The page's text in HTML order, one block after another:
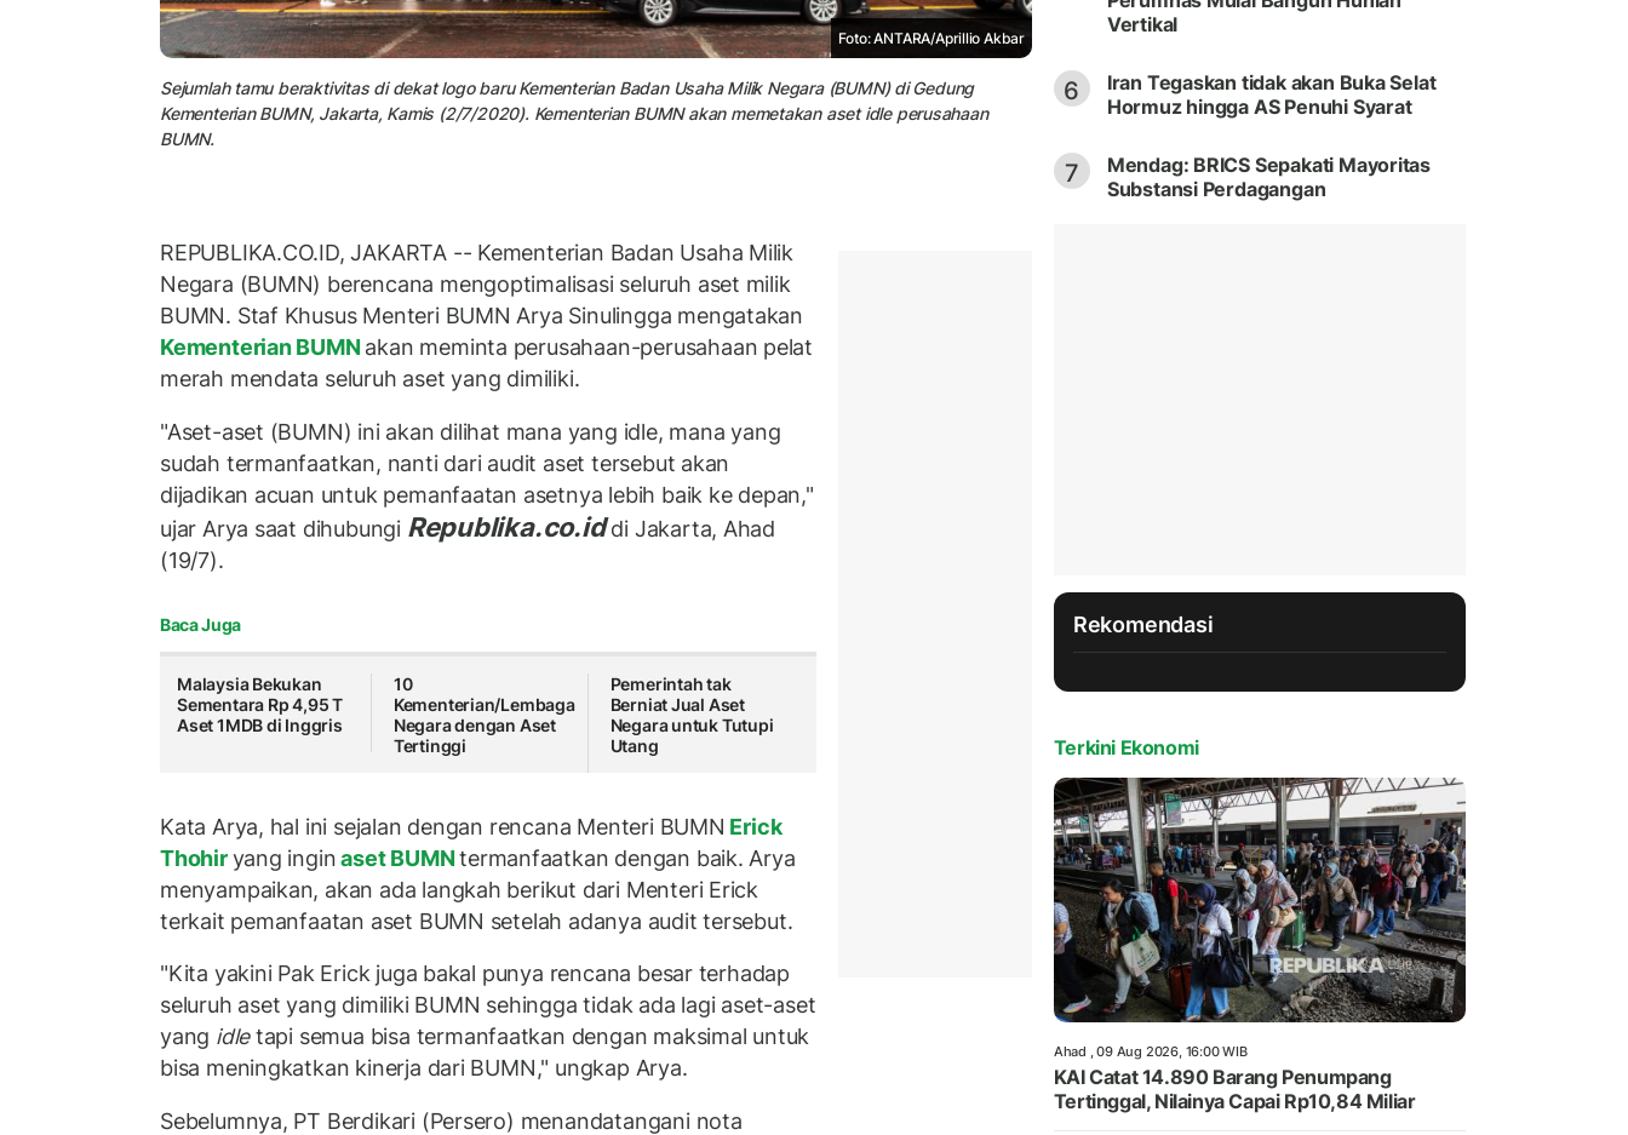
Foto: ANTARA/Aprillio Akbar
Sejumlah tamu beraktivitas di dekat logo baru Kementerian Badan Usaha Milik Negara (BUMN) di Gedung
Kementerian BUMN, Jakarta, Kamis (2/7/2020). Kementerian BUMN akan memetakan aset idle perusahaan
BUMN.
REPUBLIKA.CO.ID, JAKARTA -- Kementerian Badan Usaha Milik
Negara (BUMN) berencana mengoptimalisasi seluruh aset milik
BUMN. Staf Khusus Menteri BUMN Arya Sinulingga mengatakan
Kementerian BUMN akan meminta perusahaan-perusahaan pelat
merah mendata seluruh aset yang dimiliki.
"Aset-aset (BUMN) ini akan dilihat mana yang idle, mana yang
sudah termanfaatkan, nanti dari audit aset tersebut akan
dijadikan acuan untuk pemanfaatan asetnya lebih baik ke depan,"
ujar Arya saat dihubungi Republika.co.iddi Jakarta, Ahad
(19/7).
Baca Juga
Malaysia Bekukan
Sementara Rp 4,95 T
Aset 1MDB di Inggris
10
Kementerian/Lembaga
Negara dengan Aset
Tertinggi
Pemerintah tak
Berniat Jual Aset
Negara untuk Tutupi
Utang
Kata Arya, hal ini sejalan dengan rencana Menteri BUMN Erick
Thohiryang inginaset BUMNtermanfaatkan dengan baik. Arya
menyampaikan, akan ada langkah berikut dari Menteri Erick
terkait pemanfaatan aset BUMN setelah adanya audit tersebut.
"Kita yakini Pak Erick juga bakal punya rencana besar terhadap
seluruh aset yang dimiliki BUMN sehingga tidak ada lagi aset-aset
yang idletapi semua bisa termanfaatkan dengan maksimal untuk
bisa meningkatkan kinerja dari BUMN," ungkap Arya.
Sebelumnya, PT Berdikari (Persero) menandatangani nota
Vertikal
6
Iran Tegaskan tidak akan Buka Selat
Hormuz hingga AS Penuhi Syarat
7
Mendag: BRICS Sepakati Mayoritas
Substansi Perdagangan
Rekomendasi
Terkini Ekonomi
Ahad , 09 Aug 2026, 16:00 WIB
KAI Catat 14.890 Barang Penumpang
Tertinggal, Nilainya Capai Rp10,84 Miliar